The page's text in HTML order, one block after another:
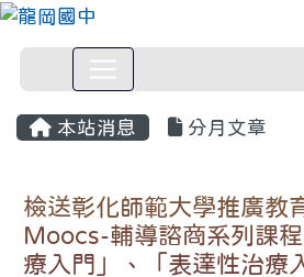
本站消息 分月文章
檢送彰化師範大學推廣教
Moocs-輔導諮商系列課
療入門」、「表達性治療